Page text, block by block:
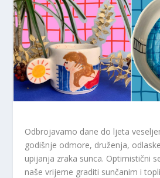
Odbrojavamo dane do ljeta
godišnje odmore, druženja,
upijanja zraka sunca. Optimistični
naše vrijeme graditi sunčanim i